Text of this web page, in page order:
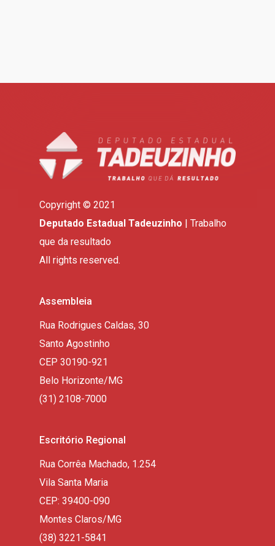
Copyright © 2021
Deputado Estadual Tadeuzinho | Trabalho
que da resultado
All rights reserved.
Assembleia
Rua Rodrigues Caldas, 30
Santo Agostinho
CEP 30190-921
Belo Horizonte/MG
(31) 2108-7000
Escritório Regional
Rua Corrêa Machado, 1.254
Vila Santa Maria
CEP: 39400-090
Montes Claros/MG
(38) 3221-5841